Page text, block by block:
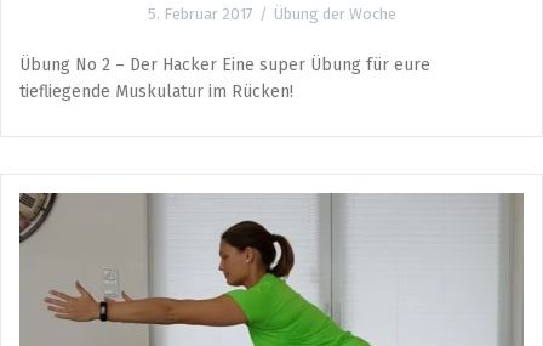
5. Februar 2017 Übung der Woche
Übung No 2 – Der Hacker Eine super Übung für eure
tiefliegende Muskulatur im Rücken!